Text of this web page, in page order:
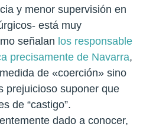
y menor supervisión en
está muy
señalan los responsable
precisamente de Navarra,
de «coerción» sino
prejuicioso suponer que
de “castigo”.
dado a conocer,